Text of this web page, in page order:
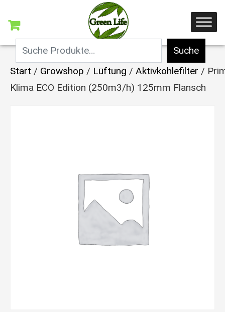
Suche
Start / Growshop / Lüftung / Aktivkohlefilter /
Klima ECO Edition (250m3/h) 125mm Flansch